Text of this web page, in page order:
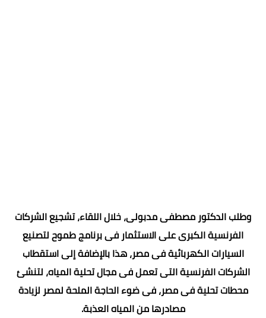
وطلب الدكتور مصطفى مدبولى، خلال اللقاء، تشجيع الشركات
الفرنسية الكبرى على الاستثمار فى برنامج طموح لتصنيع
السيارات الكهربائية فى مصر، هذا بالإضافة إلى استقطاب
الشركات الفرنسية التى تعمل فى مجال تحلية المياه، لتنشئ
محطات تحلية فى مصر، فى ضوء الحاجة الملحة لمصر لزيادة
مصادرها من المياه العذبة.